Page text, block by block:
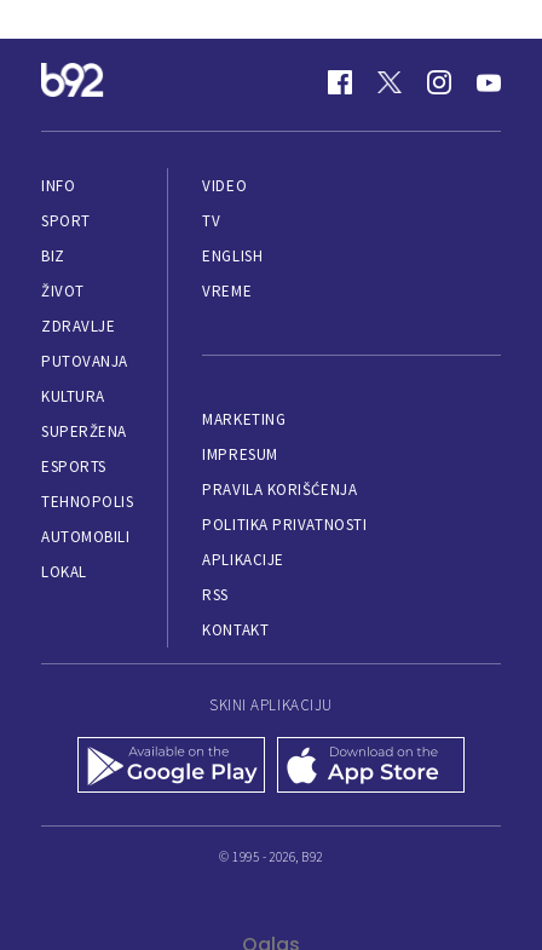
INFO
SPORT
BIZ
ŽIVOT
ZDRAVLJE
PUTOVANJA
KULTURA
SUPERŽENA
ESPORTS
TEHNOPOLIS
AUTOMOBILI
LOKAL
VIDEO
TV
ENGLISH
VREME
MARKETING
IMPRESUM
PRAVILA KORIŠĆENJA
POLITIKA PRIVATNOSTI
APLIKACIJE
RSS
KONTAKT
SKINI APLIKACIJU
© 1995 - 2026, B92